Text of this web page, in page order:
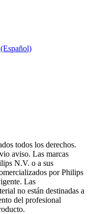
todos los derechos.
aviso. Las marcas
N.V. o a sus
por Philips
Las
no están destinadas a
del profesional